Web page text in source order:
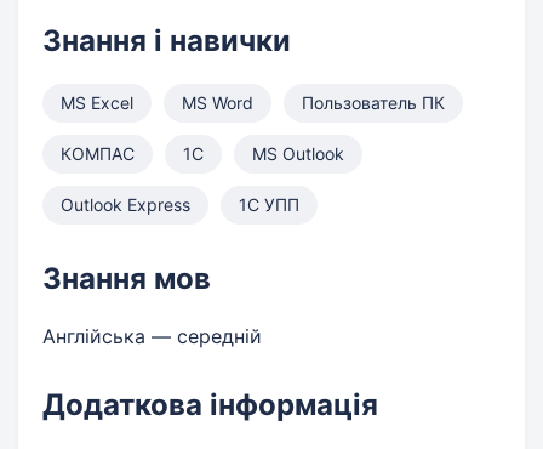
Знання і навички
MS Excel MS Word Пользователь ПК
КОМПАС 1С MS Outlook
Outlook Express 1С УПП
Знання мов
Англійська — середній
Додаткова інформація